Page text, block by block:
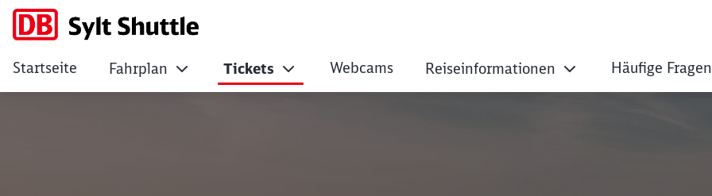
Startseite Fahrplan Tickets Webcams Reiseinformationen Häufige Fragen